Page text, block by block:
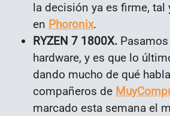
la decisión ya es firme, tal
en Phoronix.
RYZEN 7 1800X.
hardware, y es que lo
dando mucho de qué
compañeros de
marcado esta semana el